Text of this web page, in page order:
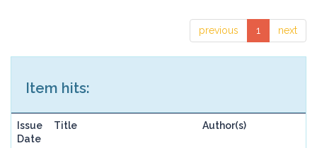
previous 1 next
Item hits:
Issue
Date
Title Author(s)